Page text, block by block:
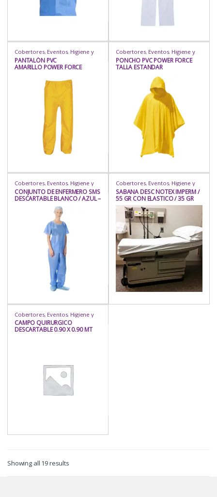
Cobertores, Eventos, Higiene y
Protección , Industria / Sanitaria
Insumos,Insumos
Prot. Corporal,Protección
PANTALÓN PVC
AMARILLO POWER FORCE
Cobertores, Eventos, Higiene y
Protección,Industria / Sanitaria
Insumos,Insumos,Mamelucos
Prot. Corporal,Protección
PONCHO PVC POWER FORCE
TALLA ESTANDAR
Cobertores, Eventos, Higiene y
Protección, Industria / Sanitaria ,
Insumos,Insumos,Mamelucos,
Prot. Corporal, Protección,
CONJUNTO DE ENFERMERO SMS
DESCARTABLE BLANCO / AZUL –
35 / 50 GRS X M2
Cobertores, Eventos, Higiene y
Protección ,Industria / Sanitaria
Insumos, Insumos, Mandil Pecho
Prot. Médica,Protección,Rubro
SABANA DESC NOTEX IMPERM /
55 GR CON ELASTICO / 35 GR
SIN ELASTICO
Cobertores, Eventos, Higiene y
Protección ,Industria / Sanitaria
Insumos ,Insumos,Mandil Pecho
Prot. Médica,Protección,Rubro
CAMPO QUIRURGICO
DESCARTABLE 0.90 X 0.90 MT
Showing all 19 results